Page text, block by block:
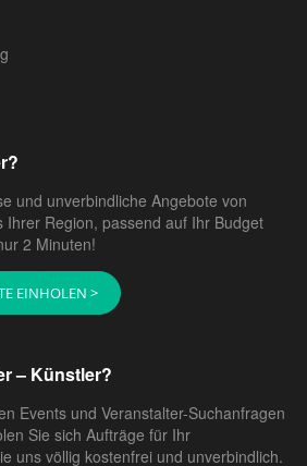
und unverbindliche Angebote von
Ihrer Region, passend auf Ihr Budget
2 Minuten!
EINHOLEN >
– Künstler?
Events und Veranstalter-Suchanfragen
Sie sich Aufträge für Ihr
uns völlig kostenfrei und unverbindlich.